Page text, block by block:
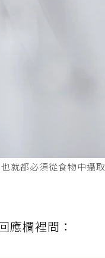
就都必須從食物中攝
應欄裡問：